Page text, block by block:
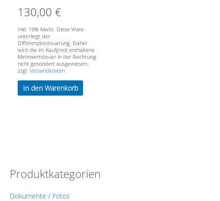
130,00€
Inkl. 19% MwSt. Diese Ware
unterliegt der
Differenzbesteuerung. Daher
wird die im Kaufpreis enthaltene
Mehrwertsteuer in der Rechnung
nicht gesondert ausgewiesen.,
zzgl.Versandkosten
In den Warenkorb
Produktkategorien
Dokumente / Fotos